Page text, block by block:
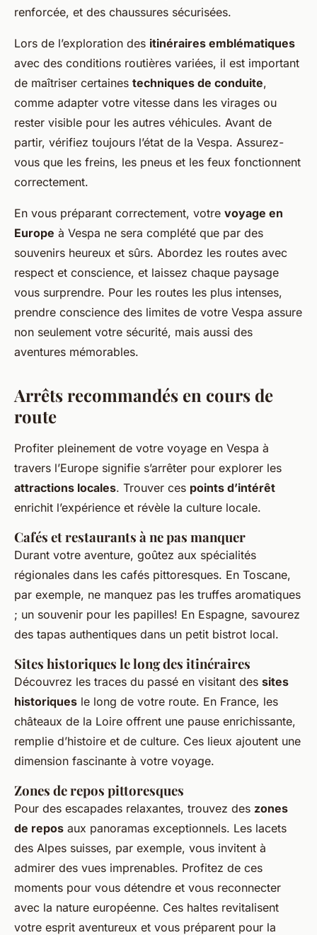
renforcée, et des chaussures sécurisées.
Lors de l’exploration des itinéraires emblématiques
avec des conditions routières variées, il est important
de maîtriser certaines techniques de conduite,
comme adapter votre vitesse dans les virages ou
rester visible pour les autres véhicules. Avant de
partir, vérifiez toujours l’état de la Vespa. Assurez-
vous que les freins, les pneus et les feux fonctionnent
correctement.
En vous préparant correctement, votre voyage en
Europe à Vespa ne sera complété que par des
souvenirs heureux et sûrs. Abordez les routes avec
respect et conscience, et laissez chaque paysage
vous surprendre. Pour les routes les plus intenses,
prendre conscience des limites de votre Vespa assure
non seulement votre sécurité, mais aussi des
aventures mémorables.
Arrêts recommandés en cours de
route
Profiter pleinement de votre voyage en Vespa à
travers l’Europe signifie s’arrêter pour explorer les
attractions locales. Trouver ces points d’intérêt
enrichit l’expérience et révèle la culture locale.
Cafés et restaurants à ne pas manquer
Durant votre aventure, goûtez aux spécialités
régionales dans les cafés pittoresques. En Toscane,
par exemple, ne manquez pas les truffes aromatiques
; un souvenir pour les papilles! En Espagne, savourez
des tapas authentiques dans un petit bistrot local.
Sites historiques le long des itinéraires
Découvrez les traces du passé en visitant des sites
historiques le long de votre route. En France, les
châteaux de la Loire offrent une pause enrichissante,
remplie d’histoire et de culture. Ces lieux ajoutent une
dimension fascinante à votre voyage.
Zones de repos pittoresques
Pour des escapades relaxantes, trouvez des zones
de repos aux panoramas exceptionnels. Les lacets
des Alpes suisses, par exemple, vous invitent à
admirer des vues imprenables. Profitez de ces
moments pour vous détendre et vous reconnecter
avec la nature européenne. Ces haltes revitalisent
votre esprit aventureux et vous préparent pour la